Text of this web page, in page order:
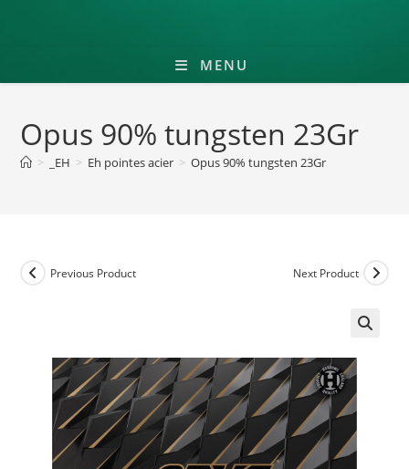
MENU
Opus 90% tungsten 23Gr
> _EH > Eh pointes acier > Opus 90% tungsten 23Gr
Previous Product Next Product